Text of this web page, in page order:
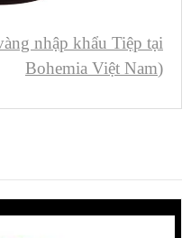
nhập khẩu Tiệp tại
Bohemia Việt Nam)